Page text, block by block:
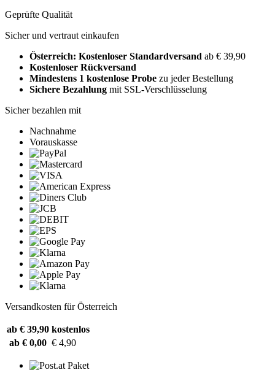
Geprüfte Qualität
Sicher und vertraut einkaufen
Österreich: Kostenloser Standardversand ab € 39,90
Kostenloser Rückversand
Mindestens 1 kostenlose Probe zu jeder Bestellung
Sichere Bezahlung mit SSL-Verschlüsselung
Sicher bezahlen mit
Nachnahme
Vorauskasse
Versandkosten für Österreich
ab € 39,90 kostenlos
ab € 0,00 € 4,90